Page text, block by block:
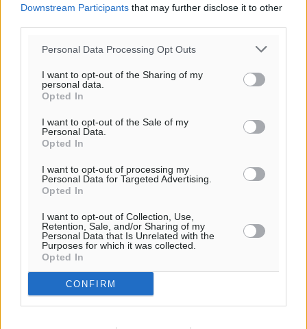
Downstream Participants that may further disclose it to other
Personal Data Processing Opt Outs
I want to opt-out of the Sharing of my
personal data.
Opted In
I want to opt-out of the Sale of my
Personal Data.
Opted In
I want to opt-out of processing my
Personal Data for Targeted Advertising.
Opted In
I want to opt-out of Collection, Use,
Retention, Sale, and/or Sharing of my
Personal Data that Is Unrelated with the
Purposes for which it was collected.
Opted In
CONFIRM
Ειδήσεις• πριν 51 λεπτά
Η επόμενη παγκόσμια δύναμη στα υδροπλάνα μπορεί
Ειδήσεις• πριν 58 λεπτά
Στη Σύμη η Φαίη Σκορδά επισκέφθηκε την Ιερά Μονή
του Πανορμίτη
Τοπικές Ειδήσεις
Σερβία: Ανακάμπτουν οι τουριστικές ροές προς την
Ειδήσεις• πριν 1 ώρα
Διακοπές στην Κάρπαθο για τον Γιώργο Γεραπετρίτη
Τοπικές Ειδήσεις• πριν 1 ώρα
Περισσότερες ειδήσεις